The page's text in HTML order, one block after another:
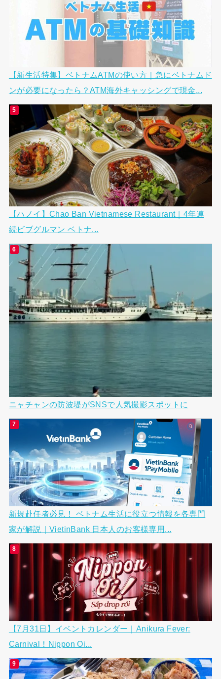
【新生活特集】ベトナムATMの使い方｜急にベトナムド
ンが必要になったら？ATM海外キャッシングで現金...
【ハノイ】Chao Ban Vietnamese Restaurant｜4年連
続ビブグルマン ベトナ...
ニャチャンの防波堤がSNSで人気撮影スポットに
新規赴任者必見！ ベトナム生活に役立つ情報を各専門
家が解説｜VietinBank 日本人のお客様専用...
【7月31日】イベントカレンダー｜Anikura Fever:
Carnival！Nippon Oi...